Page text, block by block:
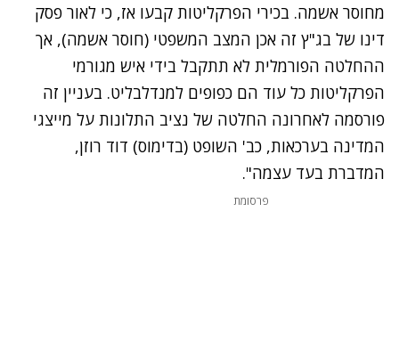
מחוסר אשמה. בכירי הפרקליטות קבעו אז, כי לאור פסק
דינו של בג"ץ זה אכן המצב המשפטי (חוסר אשמה), אך
ההחלטה הפורמלית לא תתקבל בידי איש מגורמי
הפרקליטות כל עוד הם כפופים למנדלבליט. בעניין זה
פורסמה לאחרונה החלטה של נציב התלונות על מייצגי
המדינה בערכאות, כב' השופט (בדימוס) דוד רוזן,
המדברת בעד עצמה".
פרסומת